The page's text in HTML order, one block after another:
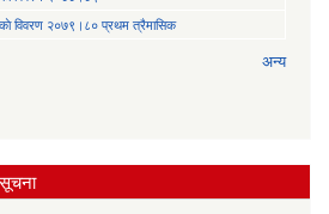
विवरण २०७९।८० प्रथम त्रैमासिक
अन्य